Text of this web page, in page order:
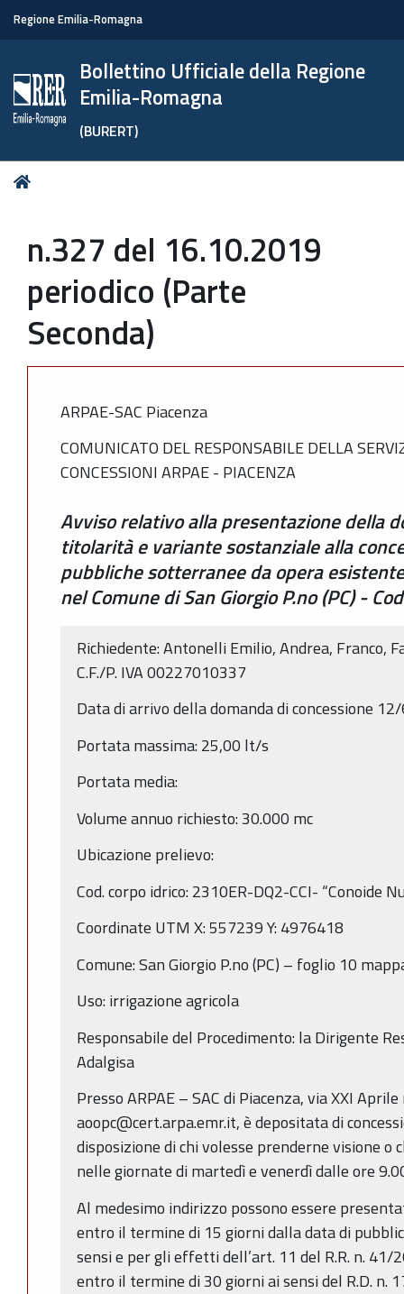
Regione Emilia-Romagna
Bollettino Ufficiale della Regione
Emilia-Romagna
(BURERT)
Tu
n.327 del 16.10.2019
periodico (Parte
Seconda)
ARPAE-SAC Piacenza
COMUNICATO DEL RESPONSABILE DELLA
CONCESSIONI ARPAE - PIACENZA
Avviso relativo alla presentazione della
titolarità e variante sostanziale alla
pubbliche sotterranee da opera
nel Comune di San Giorgio P.no (PC) -
Richiedente: Antonelli Emilio, Andrea, Franco,
C.F./P. IVA 00227010337
Data di arrivo della domanda di concessione
Portata massima: 25,00 lt/s
Portata media:
Volume annuo richiesto: 30.000 mc
Ubicazione prelievo:
Cod. corpo idrico: 2310ER-DQ2-CCI- “Conoide
Coordinate UTM X: 557239 Y: 4976418
Comune: San Giorgio P.no (PC) – foglio 10
Uso: irrigazione agricola
Responsabile del Procedimento: la Dirigente
Adalgisa
Presso ARPAE – SAC di Piacenza, via XXI
aoopc@cert.arpa.emr.it, è depositata di
disposizione di chi volesse prenderne visione
nelle giornate di martedì e venerdì dalle ore
Al medesimo indirizzo possono essere
entro il termine di 15 giorni dalla data di
sensi e per gli effetti dell’art. 11 del R.R. n. 41/
entro il termine di 30 giorni ai sensi del R.D. n.